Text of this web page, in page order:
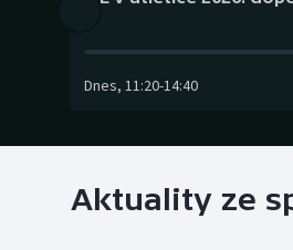
Dnes, 11:20-14:40
Aktuality ze